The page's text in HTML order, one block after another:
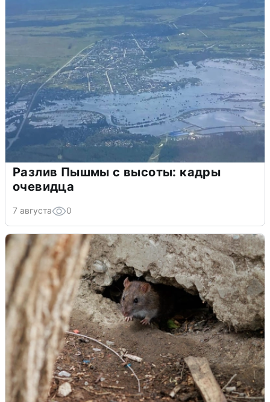
Разлив Пышмы с высоты: кадры
очевидца
7 августа 0